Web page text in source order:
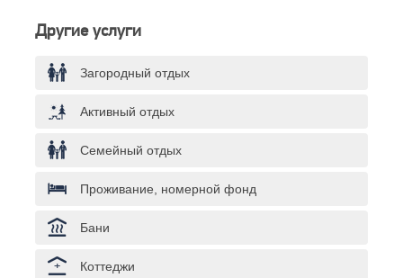
Другие услуги
Загородный отдых
Активный отдых
Семейный отдых
Проживание, номерной фонд
Бани
Коттеджи